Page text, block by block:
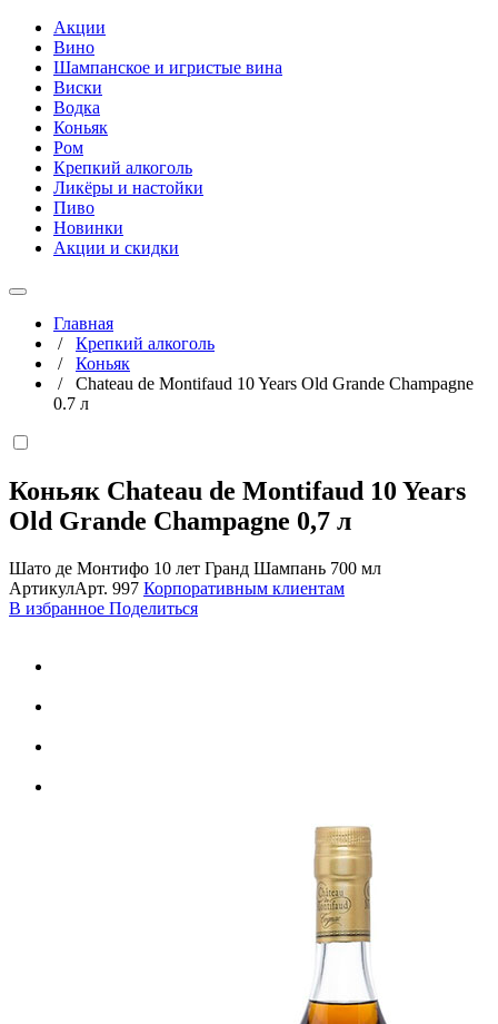
Акции
Вино
Шампанское и игристые вина
Виски
Водка
Коньяк
Ром
Крепкий алкоголь
Ликёры и настойки
Пиво
Новинки
Акции и скидки
Главная
/ Крепкий алкоголь
/ Коньяк
/ Chateau de Montifaud 10 Years Old Grande Champagne
0.7 л
Коньяк Chateau de Montifaud 10 Years
Old Grande Champagne 0,7 л
Шато де Монтифо 10 лет Гранд Шампань 700 мл
АртикулАрт. 997 Корпоративным клиентам
В избранное Поделиться